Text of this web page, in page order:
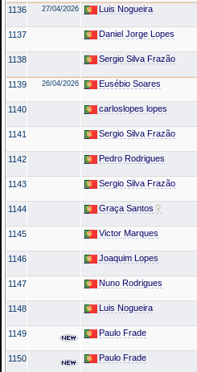
1136 27/04/2026 Luis Nogueira
1137 Daniel Jorge Lopes
1138 Sergio Silva Frazão
1139 26/04/2026 Eusébio Soares
1140 carloslopes lopes
1141 Sergio Silva Frazão
1142 Pedro Rodrigues
1143 Sergio Silva Frazão
1144 Graça Santos
1145 Victor Marques
1146 Joaquim Lopes
1147 Nuno Rodrigues
1148 Luis Nogueira
1149 Paulo Frade
1150 Paulo Frade